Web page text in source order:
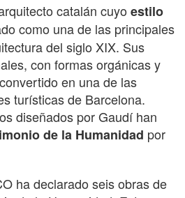
catalán cuyo estilo
como una de las principales
del siglo XIX. Sus
con formas orgánicas y
en una de las
turísticas de Barcelona.
diseñados por Gaudí han
de la Humanidad por
ha declarado seis obras de